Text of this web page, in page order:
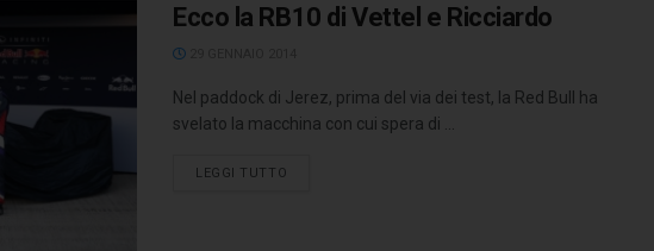
Ecco la RB10 di Vettel e Ricciardo
Nel paddock di Jerez, prima del via dei test, la Red Bull ha
svelato la macchina con cui spera di ...
LEGGI TUTTO